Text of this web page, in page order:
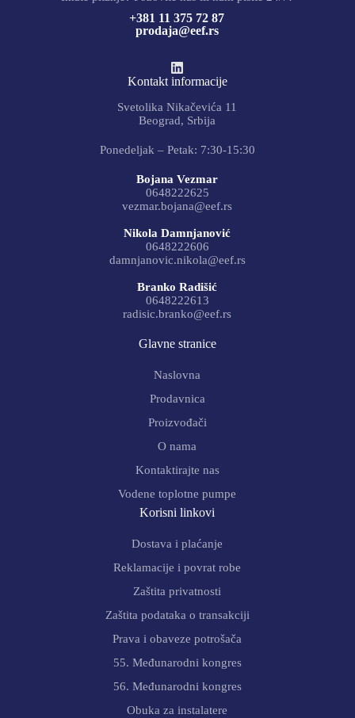
+381 11 375 72 87
prodaja@eef.rs
Kontakt informacije
Svetolika Nikačevića 11
Beograd, Srbija
Ponedeljak – Petak: 7:30-15:30
Bojana Vezmar
0648222625
vezmar.bojana@eef.rs
Nikola Damnjanović
0648222606
damnjanovic.nikola@eef.rs
Branko Radišić
0648222613
radisic.branko@eef.rs
Glavne stranice
Naslovna
Prodavnica
Proizvođači
O nama
Kontaktirajte nas
Vodene toplotne pumpe
Korisni linkovi
Dostava i plaćanje
Reklamacije i povrat robe
Zaštita privatnosti
Zaštita podataka o transakciji
Prava i obaveze potrošača
55. Međunarodni kongres
56. Međunarodni kongres
Obuka za instalatere